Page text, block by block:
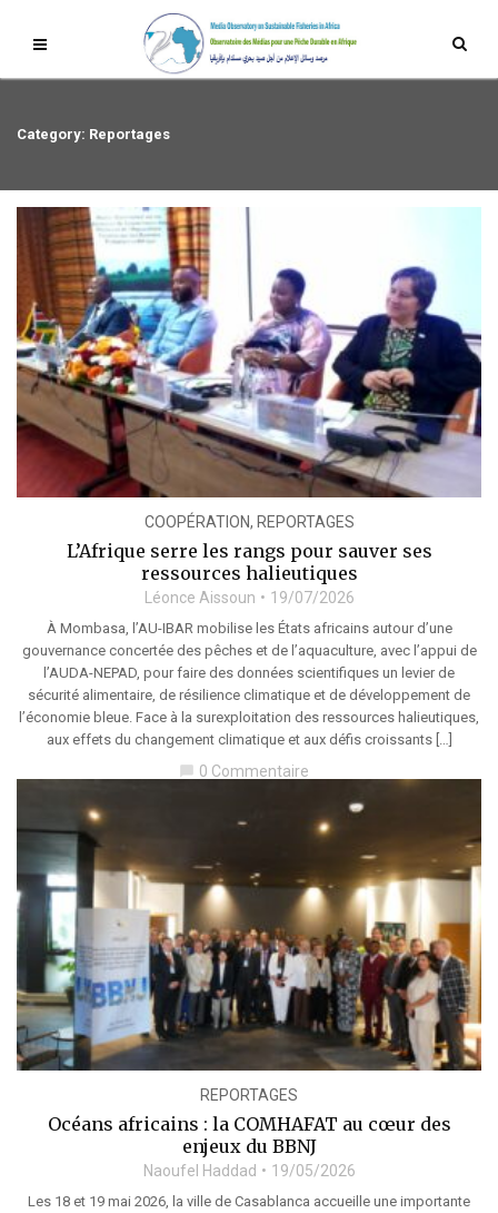
Category: Reportages
COOPÉRATION, REPORTAGES
L’Afrique serre les rangs pour sauver ses
ressources halieutiques
Léonce Aissoun 19/07/2026
À Mombasa, l’AU-IBAR mobilise les États africains autour d’une
gouvernance concertée des pêches et de l’aquaculture, avec l’appui de
l’AUDA-NEPAD, pour faire des données scientifiques un levier de
sécurité alimentaire, de résilience climatique et de développement de
l’économie bleue. Face à la surexploitation des ressources halieutiques,
aux effets du changement climatique et aux défis croissants […]
chat_bubble 0 Commentaire
REPORTAGES
Océans africains : la COMHAFAT au cœur des
enjeux du BBNJ
Naoufel Haddad 19/05/2026
Les 18 et 19 mai 2026, la ville de Casablanca accueille une importante